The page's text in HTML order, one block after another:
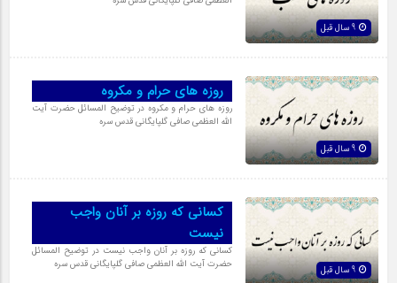
روزه هاى حرام و مکروه
روزه هاى حرام و مکروه در توضیح المسائل حضرت آیت
الله العظمی صافی گلپایگانی قدس سره
کسانى که روزه بر آنان واجب
نیست
کسانى که روزه بر آنان واجب نیست در توضیح المسائل
حضرت آیت الله العظمی صافی گلپایگانی قدس سره